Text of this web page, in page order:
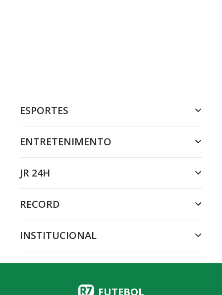
ESPORTES
ENTRETENIMENTO
JR 24H
RECORD
INSTITUCIONAL
FUTEBOL